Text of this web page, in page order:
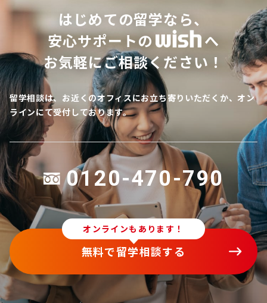
はじめての留学なら、
安心サポートの
へ
お気軽にご相談ください！
留学相談は、お近くのオフィスにお立ち寄りいただくか、オン
ラインにて受付しております。
0120-470-790
オンラインもあります！
無料で留学相談する